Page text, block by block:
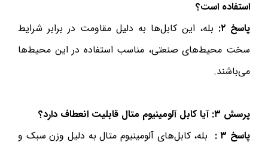
استفاده است؟
پاسخ ۲
: بله، این کابل‌ها به دلیل مقاومت در برابر شرایط
سخت محیط‌های صنعتی، مناسب استفاده در این محیط‌ها
می‌باشند.
پرسش ۳ :آیا کابل آلومینیوم متال قابلیت انعطاف دارد؟
پاسخ ۳
: بله، کابل‌های آلومینیوم متال به دلیل وزن سبک و